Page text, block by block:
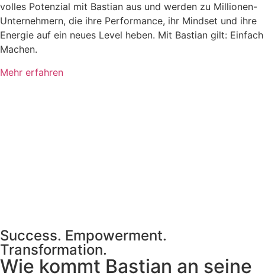
volles Potenzial mit Bastian aus und werden zu Millionen-
Unternehmern, die ihre Performance, ihr Mindset und ihre
Energie auf ein neues Level heben. Mit Bastian gilt: Einfach
Machen.
Mehr erfahren
Success. Empowerment.
Transformation.
Wie kommt Bastian an seine